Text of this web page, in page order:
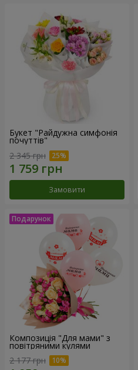
Букет "Райдужна симфонія
почуттів"
2 345 грн
Замовити
Композиція "Для мами" з
повітряними кулями
2 177 грн